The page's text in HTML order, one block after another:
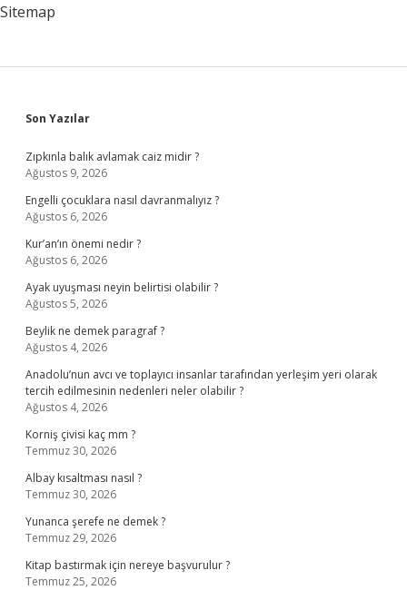
Sitemap
Sidebar
Son Yazılar
Zıpkınla balık avlamak caiz midir ?
Ağustos 9, 2026
Engelli çocuklara nasıl davranmalıyız ?
Ağustos 6, 2026
Kur’an’ın önemi nedir ?
Ağustos 6, 2026
Ayak uyuşması neyin belirtisi olabilir ?
Ağustos 5, 2026
Beylik ne demek paragraf ?
Ağustos 4, 2026
Anadolu’nun avcı ve toplayıcı insanlar tarafından yerleşim yeri olarak
tercih edilmesinin nedenleri neler olabilir ?
Ağustos 4, 2026
Korniş çivisi kaç mm ?
Temmuz 30, 2026
Albay kısaltması nasıl ?
Temmuz 30, 2026
Yunanca şerefe ne demek ?
Temmuz 29, 2026
Kitap bastırmak için nereye başvurulur ?
Temmuz 25, 2026